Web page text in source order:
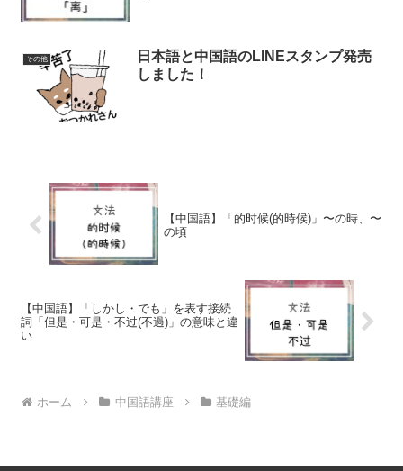
その他
日本語と中国語のLINEスタンプ発売
しました！
【中国語】「的时候(的時候)」〜の時、〜
の頃
【中国語】「しかし・でも」を表す接続
詞「但是・可是・不过(不過)」の意味と違
い
ホーム 中国語講座 基礎編